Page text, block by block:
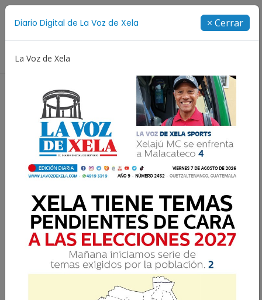
Diario Digital de La Voz de Xela × Cerrar
La Voz de Xela
Publicaciones de La Voz de Xela
La Voz de Xela